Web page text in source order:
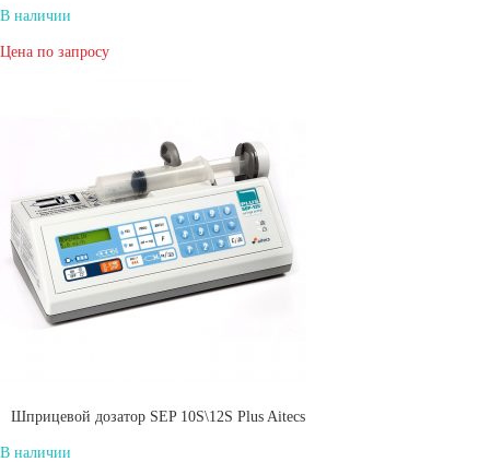
В наличии
Цена по запросу
Шприцевой дозатор SEP 10S\12S Plus Aitecs
В наличии